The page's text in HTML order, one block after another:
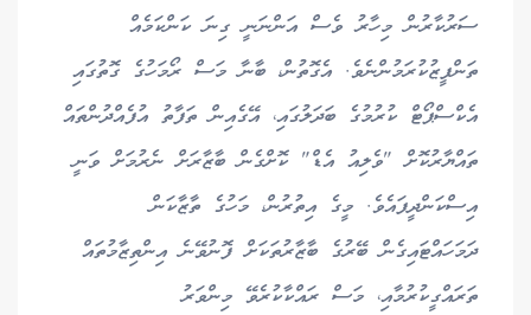
ސަރުކާރުން މިހާރު ވެސް އަންނަނީ ގިނަ ކަންކަމެއް
ތަންފީޒުކުރަމުންނެވެ. އެގޮތުން، ބާނާ މަސް ރޯމަހުގެ ގޮތުގައި
އެކްސްޕޯޓް ކުރުމުގެ ބަދަލުގައި، އޭގެއިން ތަފާތު އުފެއްދުންތައް
ތައްޔާރުކޮށް "ވެލިއު އެޑް" ކޮށްގެން ބާޒާރަށް ނެރުމަށް ވަނީ
އިސްކަންދީފައެވެ. މީގެ އިތުރުން، މަހުގެ ތާޒާކަން
ދަމަހައްޓައިގެން ބޭރުގެ ބާޒާރުތަކަށް ފޮނުވޭނެ އިންތިޒާމުތައް
ތަރައްގީކުރުމާއި، މަސް ރައްކާކުރެވޭ މިންވަރު